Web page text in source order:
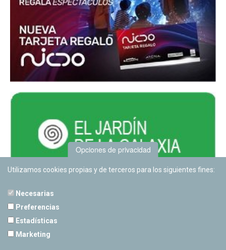
Opciones de privacidad
Utilizamos cookies propias y de terceros para los siguientes fines:
Necesarias
Preferencias
Estadísticas
Marketing